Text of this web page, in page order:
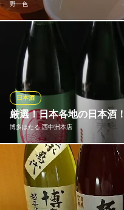
地下鉄七隈線（3号線）渡
福岡県福岡市中央区春吉1-13-12
野一色
お料理の旨味をよりいっそ
数々。日本各地から10種以
のほかグラスでもオーダー
能！おすすめは地元福岡で
然が広がる福岡県三井郡で作
す。
野一色
旬を楽しむ和食居酒屋
地下鉄七隈線（3号線）天
福岡県福岡市中央区春吉3-26-27 2F
厳選！日本各地の日本酒！
博多ほたる 西中洲本店
日本酒
全国の定番なものから希少
す！ お料理に合うお気に入
よっておすすめの品が代わり